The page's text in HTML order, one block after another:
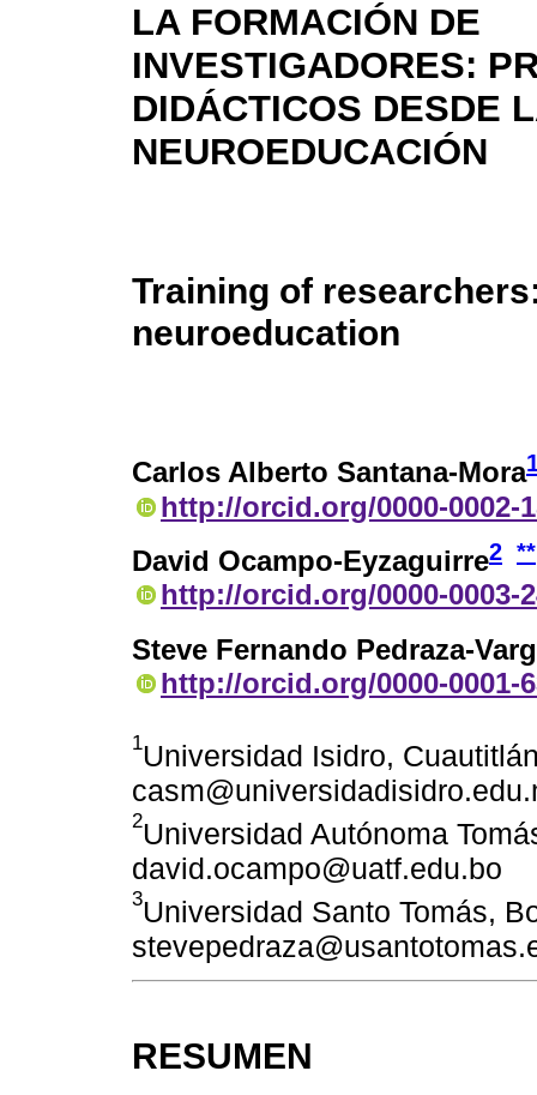
LA FORMACIÓN DE
INVESTIGADORES:
DIDÁCTICOS DESDE
NEUROEDUCACIÓN
Training of
neuroeducation
Carlos Alberto Santana-Mora
http://orcid.org/0000-0002-
David Ocampo-Eyzaguirre2 **
http://orcid.org/0000-0003-
Steve Fernando Pedraza-
http://orcid.org/0000-0001-
1Universidad Isidro,
2Universidad Autónoma
david.ocampo@uatf.edu.bo
3Universidad Santo Tomás,
RESUMEN